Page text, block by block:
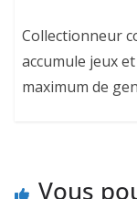
Collectionneur
accumule jeux
maximum de
Vous